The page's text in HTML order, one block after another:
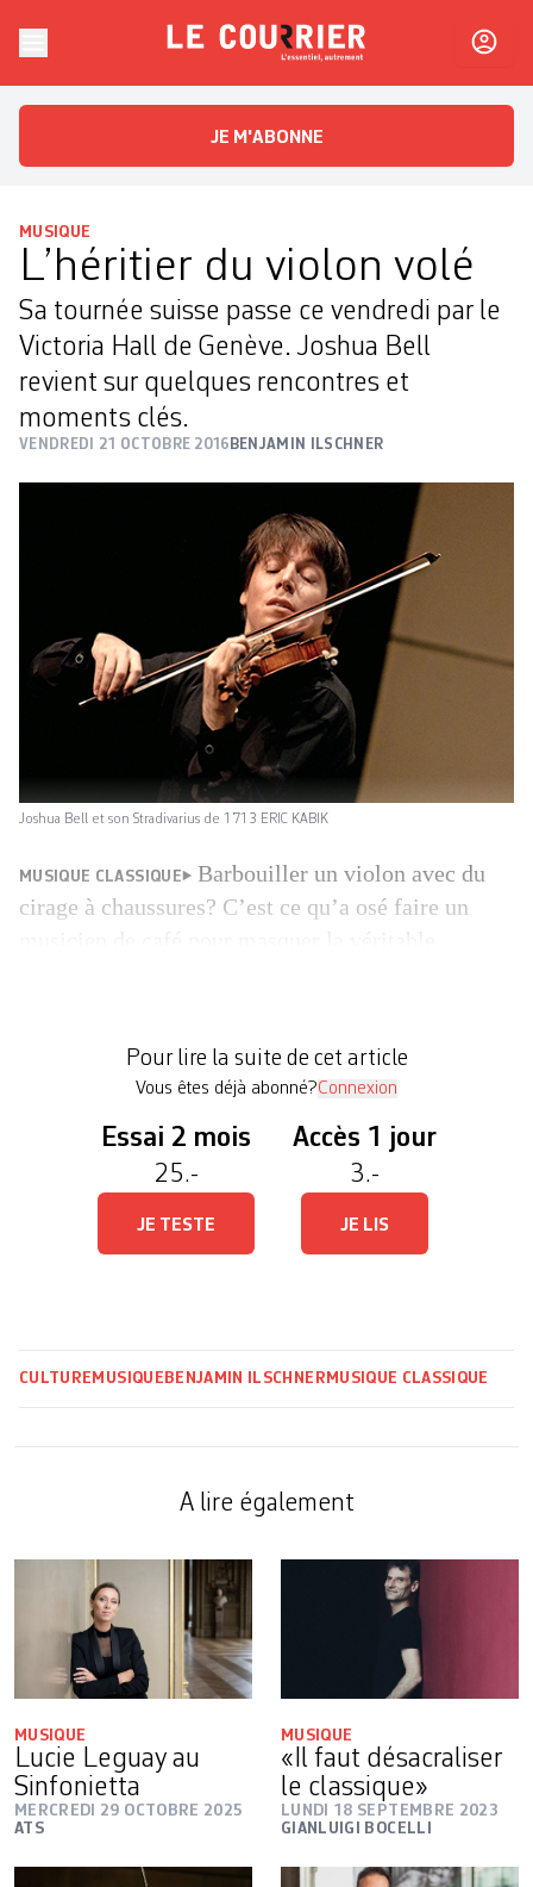
Le CourrierL'essentiel, autrement
JE M'ABONNE
MUSIQUE
L’héritier du violon volé
Sa tournée suisse passe ce vendredi par le
Victoria Hall de Genève. Joshua Bell
revient sur quelques rencontres et
moments clés.
VENDREDI 21 OCTOBRE 2016 BENJAMIN ILSCHNER
Joshua Bell et son Stradivarius de 1713 ERIC KABIK
MUSIQUE CLASSIQUE
Barbouiller un violon avec du
cirage à chaussures? C’est ce qu’a osé faire un
de mort: son crincrin de pacotille […]
Pour lire la suite de cet article
Vous êtes déjà abonné?Connexion
Essai 2 mois
25.-
JE TESTE
Accès 1 jour
3.-
JE LIS
CULTURE MUSIQUE BENJAMIN ILSCHNER MUSIQUE CLASSIQUE
A lire également
MUSIQUE
Lucie Leguay au
Sinfonietta
MERCREDI 29 OCTOBRE 2025
ATS
MUSIQUE
«Il faut désacraliser
le classique»
LUNDI 18 SEPTEMBRE 2023
GIANLUIGI BOCELLI